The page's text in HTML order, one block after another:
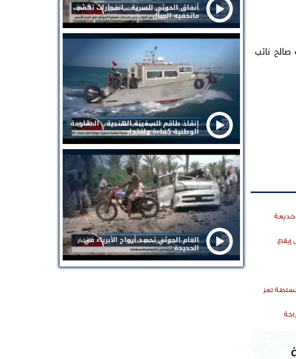
صالح نائب
إيقاع
تعز
أنفاق الحوثي السرية .. انفجارات تكشف
ماتخفيه الجبال
إنقاذ طاقم السفينة الهندية .. المقاومة
الوطنية كفاءة واقتدار
الغام الحوثي تحصد أرواح الأبرياء في
الحديدة